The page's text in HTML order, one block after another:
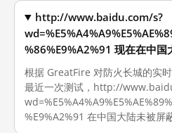
http://www.baidu.com/s?
%86%E9%A2%91 现在在中国
根据 GreatFire 对防火长城的实
最近一次测试，http://
%E9%A2%91 在中国大陆未被屏蔽